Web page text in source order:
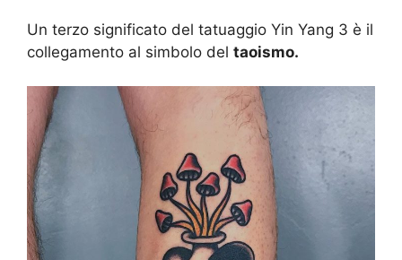
Un terzo significato del tatuaggio Yin Yang 3 è il
collegamento al simbolo del taoismo.